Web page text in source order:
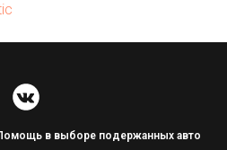
в выборе подержанных авто